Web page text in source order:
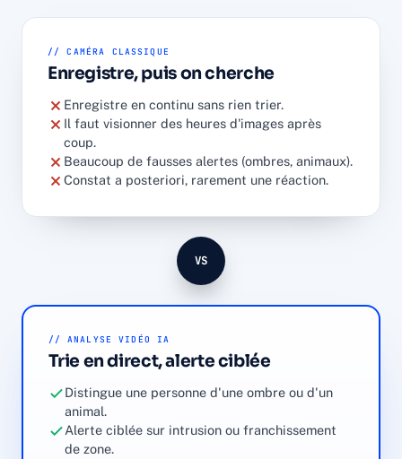
// CAMÉRA CLASSIQUE
Enregistre, puis on cherche
Enregistre en continu sans rien trier.
Il faut visionner des heures d'images après
coup.
Beaucoup de fausses alertes (ombres, animaux).
Constat a posteriori, rarement une réaction.
VS
// ANALYSE VIDÉO IA
Trie en direct, alerte ciblée
Distingue une personne d'une ombre ou d'un
animal.
Alerte ciblée sur intrusion ou franchissement
de zone.